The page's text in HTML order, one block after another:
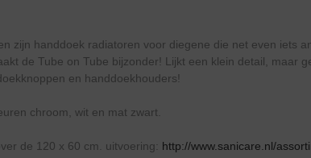
zijn handdoek radiatoren voor diegene die net even iets
de Tube on Tube bijzonder! Lijkt een klein detail, maar
en handdoekhouders!
chroom, wit en mat zwart.
de 120 x 60 cm. uitvoering: http://www.sanicare.nl/